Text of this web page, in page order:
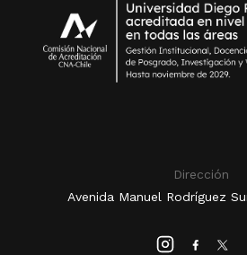
Dirección
Avenida Manuel Rodríguez